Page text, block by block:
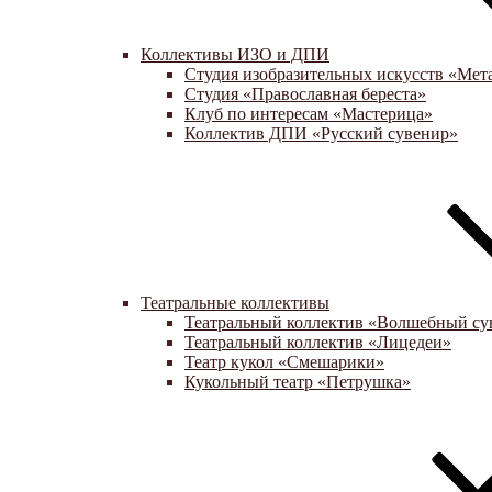
Коллективы ИЗО и ДПИ
Студия изобразительных искусств
Студия «Православная береста»
Клуб по интересам «Мастерица»
Коллектив ДПИ «Русский сувенир»
Театральные коллективы
Театральный коллектив «Волшебный
Театральный коллектив «Лицедеи»
Театр кукол «Смешарики»
Кукольный театр «Петрушка»